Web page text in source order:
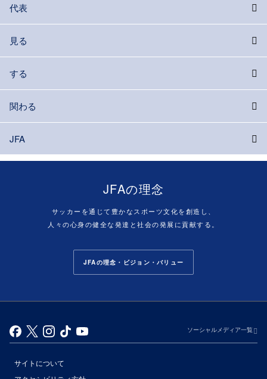
代表
見る
する
関わる
JFA
JFAの理念
サッカーを通じて豊かなスポーツ文化を創造し、
人々の心身の健全な発達と社会の発展に貢献する。
JFAの理念・ビジョン・バリュー
ソーシャルメディア一覧
サイトについて